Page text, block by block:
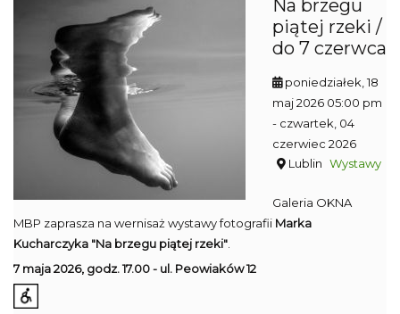
Na brzegu
piątej rzeki /
do 7 czerwca
poniedziałek, 18
maj 2026 05:00 pm
- czwartek, 04
czerwiec 2026
Lublin Wystawy
Galeria OKNA
MBP zaprasza na wernisaż wystawy fotografii Marka
Kucharczyka "Na brzegu piątej rzeki"
7 maja 2026, godz. 17.00 - ul. Peowiaków 12